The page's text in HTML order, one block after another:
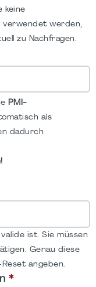
keine
verwendet werden,
zu Nachfragen.
PMI-
als
dadurch
ist. Sie müssen
Genau diese
angeben.
*